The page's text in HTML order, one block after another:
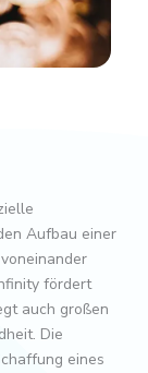
Aufbau einer
fördert
auch großen
Die
eines